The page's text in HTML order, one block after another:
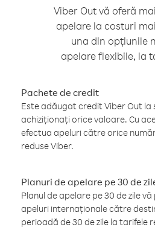
Viber Out vă oferă
apelare la costuri
una din opțiunile
apelare flexibile, la
Pachete de credit
Este adăugat credit Viber Out la
achiziționați orice valoare. Cu
efectua apeluri către orice
reduse Viber.
Planuri de apelare pe 30 de
Planul de apelare pe 30 de zile
apeluri internaționale către
perioadă de 30 de zile la tarifele